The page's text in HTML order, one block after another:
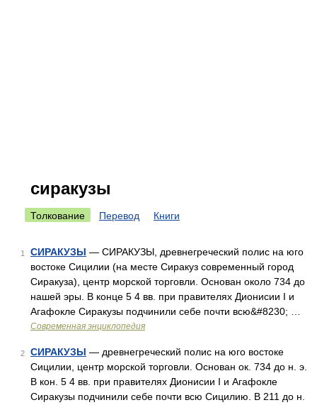
сиракузы
Толкование Перевод Книги
1 СИРАКУЗЫ — СИРАКУЗЫ, древнегреческий полис на юго
востоке Сицилии (на месте Сиракуз современный город
Сиракуза), центр морской торговли. Основан около 734 до
нашей эры. В конце 5 4 вв. при правителях Дионисии I и
Агафокле Сиракузы подчинили себе почти всю&#8230; …
Современная энциклопедия
2 СИРАКУЗЫ — древнегреческий полис на юго востоке
Сицилии, центр морской торговли. Основан ок. 734 до н. э.
В кон. 5 4 вв. при правителях Дионисии I и Агафокле
Сиракузы подчинили себе почти всю Сицилию. В 211 до н.